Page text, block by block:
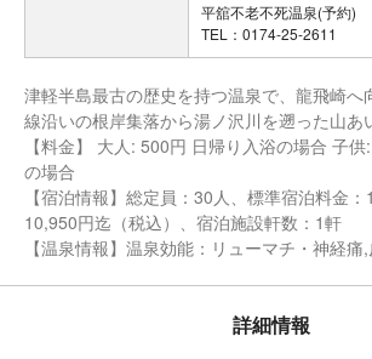
平舘不老不死温泉(予約)
TEL：0174-25-2611
津軽半島最古の歴史を持つ温泉で、龍飛崎へ
線沿いの根岸集落から湯ノ沢川を遡った山あ
【料金】 大人: 500円 日帰り入浴の場合 子
の場合
【宿泊情報】総定員：30人、標準宿泊料金
10,950円迄（税込）、宿泊施設軒数：1軒
【温泉情報】温泉効能：リューマチ・神経痛
詳細情報